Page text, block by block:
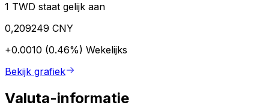
1 TWD staat gelijk aan
0,209249 CNY
+0.0010 (0.46%) Wekelijks
Bekijk grafiek
Valuta-informatie